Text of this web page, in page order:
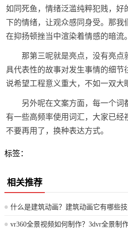
如同死鱼，情绪泛滥纯粹犯贱，好
下的情绪，让观众感同身受。那我
在抑扬顿挫当中渲染着情感的暗流。
那第三呢就是亮点，没有亮点
具代表性的故事对发生事情的细节
说希望工程意义重大，不如一双大
另外呢在文案方面，每一个词
有一些高频率使用词汇，大家已经
不要再用了，换种表达方式。
标签：
相关推荐
什么是建筑动画？建筑动画它有哪些技
vr360全景视频如何制作？3dvr全景制